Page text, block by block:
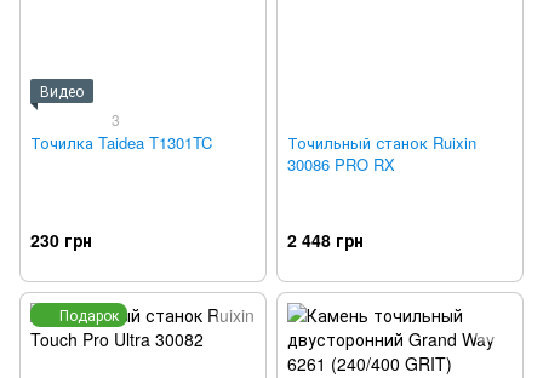
Видео
3
Точилка Taidea T1301TC
230 грн
Точильный станок Ruixin
30086 PRO RX
2 448 грн
Подарок